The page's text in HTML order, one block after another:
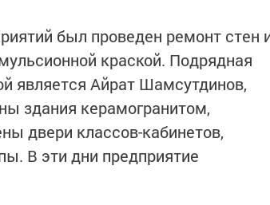
был проведен ремонт стен
краской. Подрядная
является Айрат Шамсутдинов,
здания керамогранитом,
двери классов-кабинетов,
В эти дни предприятие